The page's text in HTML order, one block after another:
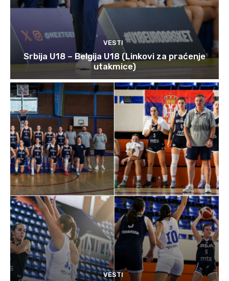
VESTI
Srbija U18 – Belgija U18 (Linkovi za praćenje
utakmice)
VESTI